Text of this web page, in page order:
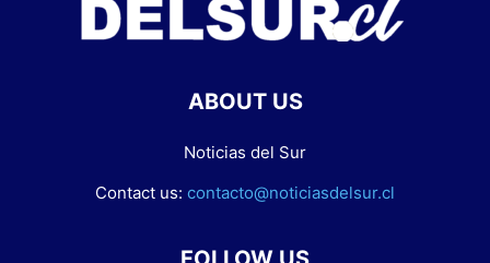
ABOUT US
Noticias del Sur
Contact us: contacto@noticiasdelsur.cl